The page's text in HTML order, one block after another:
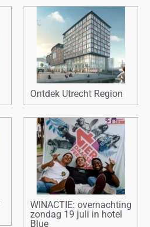
Ontdek Utrecht Region
WINACTIE: overnachting
zondag 19 juli in hotel
Blue